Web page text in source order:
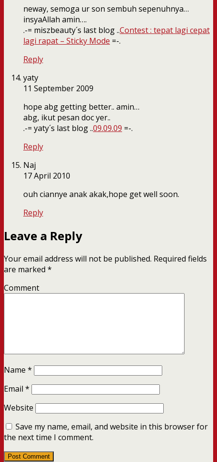
neway, semoga ur son sembuh sepenuhnya…
insyaAllah amin….
.-= miszbeauty´s last blog ..Contest : tepat lagi cepat
lagi rapat – Sticky Mode =-.
Reply
yaty
11 September 2009
hope abg getting better.. amin…
abg, ikut pesan doc yer..
.-= yaty´s last blog ..09.09.09 =-.
Reply
Naj
17 April 2010
ouh ciannye anak akak,hope get well soon.
Reply
Leave a Reply
Your email address will not be published. Required fields
are marked *
Comment
Name *
Email *
Website
Save my name, email, and website in this browser for
the next time I comment.